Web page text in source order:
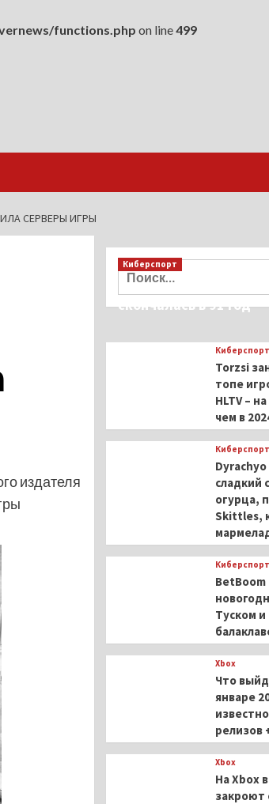
functions.php on line499
СЕРВЕРЫ ИГРЫ
издателя
Найти:
Киберспорт
Французская
скончалась в 91 год
Киберспорт
Torzsi
топе
HLTV –
чем в
Киберспорт
сладкий
огурца,
Skittles,
Киберспорт
BetBoom
Туском
Xbox
Что
январе
релизов
Xbox
На Xbox
закроют